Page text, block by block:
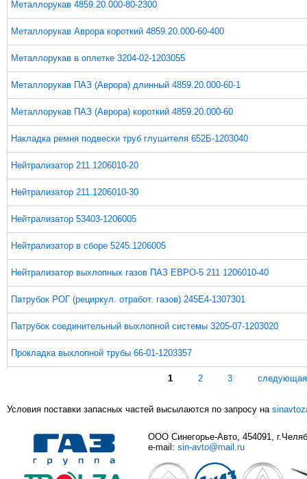
Металлорукав 4859.20.000-80-2300
Металлорукав Аврора короткий 4859.20.000-60-400
Металлорукав в оплетке 3204-02-1203055
Металлорукав ПАЗ (Аврора) длинный 4859.20.000-60-1
Металлорукав ПАЗ (Аврора) короткий 4859.20.000-60
Накладка ремня подвески труб глушителя 652Б-1203040
Нейтрализатор 211.1206010-20
Нейтрализатор 211.1206010-30
Нейтрализатор 53403-1206005
Нейтрализатор в сборе 5245.1206005
Нейтрализатор выхлопных газов ПАЗ ЕВРО-5 211 1206010-40
Патрубок РОГ (рециркул. отработ. газов) 245Е4-1307301
Патрубок соединительный выхлопной системы 3205-07-1203020
Прокладка выхлопной трубы 66-01-1203357
1 2 3 следующая
Условия поставки запасных частей высылаются по запросу на
ООО Синегорье-Авто, 454091,
e-mail: sin-avto@mail.ru